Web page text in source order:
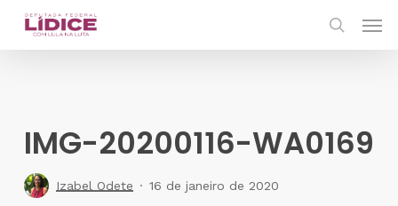
Skip
IMG-20200116-WA0169
Izabel Odete 16 de janeiro de 2020